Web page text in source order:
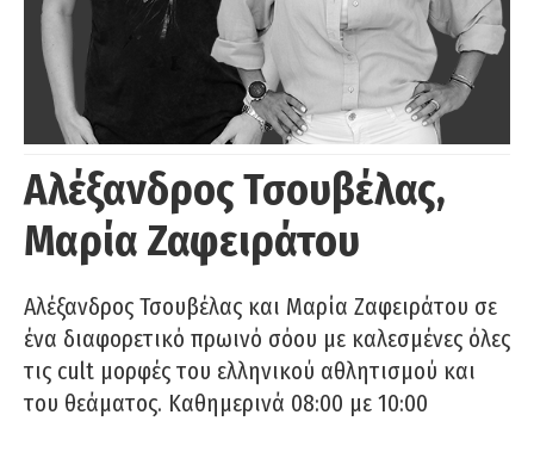
Αλέξανδρος Τσουβέλας,
Μαρία Ζαφειράτου
Αλέξανδρος Τσουβέλας και Μαρία Ζαφειράτου σε
ένα διαφορετικό πρωινό σόου με καλεσμένες όλες
τις cult μορφές του ελληνικού αθλητισμού και
του θεάματος. Καθημερινά 08:00 με 10:00